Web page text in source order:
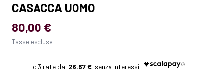
CASACCA UOMO
80,00 €
Tasse escluse
26.67 €